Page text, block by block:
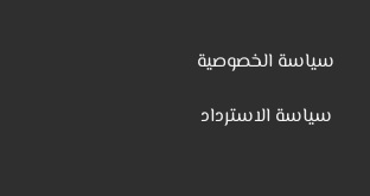
سياسة الخصوصية
سياسة الاسترداد